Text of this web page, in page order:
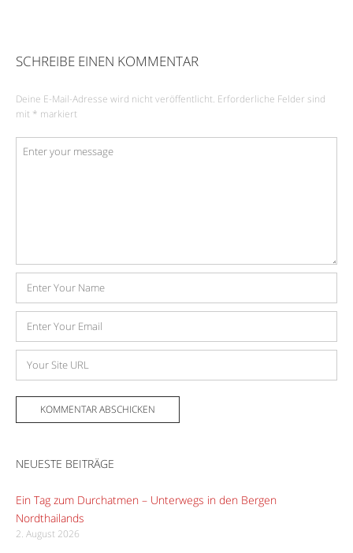
SCHREIBE EINEN KOMMENTAR
Deine E-Mail-Adresse wird nicht veröffentlicht. Erforderliche Felder sind
mit * markiert
Kommentar
Name
Mail-
Website
NEUESTE BEITRÄGE
Ein Tag zum Durchatmen – Unterwegs in den Bergen
Nordthailands
2. August 2026